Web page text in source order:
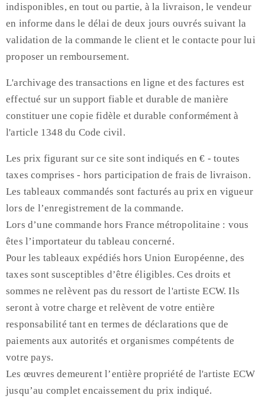
indisponibles, en tout ou partie, à la livraison, le vendeur
en informe dans le délai de deux jours ouvrés suivant la
validation de la commande le client et le contacte pour lui
proposer un remboursement.
L'archivage des transactions en ligne et des factures est
effectué sur un support fiable et durable de manière
constituer une copie fidèle et durable conformément à
l'article 1348 du Code civil.
Les prix figurant sur ce site sont indiqués en € - toutes
taxes comprises - hors participation de frais de livraison.
Les tableaux commandés sont facturés au prix en vigueur
lors de l’enregistrement de la commande.
Lors d’une commande hors France métropolitaine : vous
êtes l’importateur du tableau concerné.
Pour les tableaux expédiés hors Union Européenne, des
taxes sont susceptibles d’être éligibles. Ces droits et
sommes ne relèvent pas du ressort de l'artiste ECW. Ils
seront à votre charge et relèvent de votre entière
responsabilité tant en termes de déclarations que de
paiements aux autorités et organismes compétents de
votre pays.
Les œuvres demeurent l’entière propriété de l'artiste ECW
jusqu’au complet encaissement du prix indiqué.